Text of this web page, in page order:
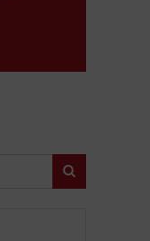
Zoeken